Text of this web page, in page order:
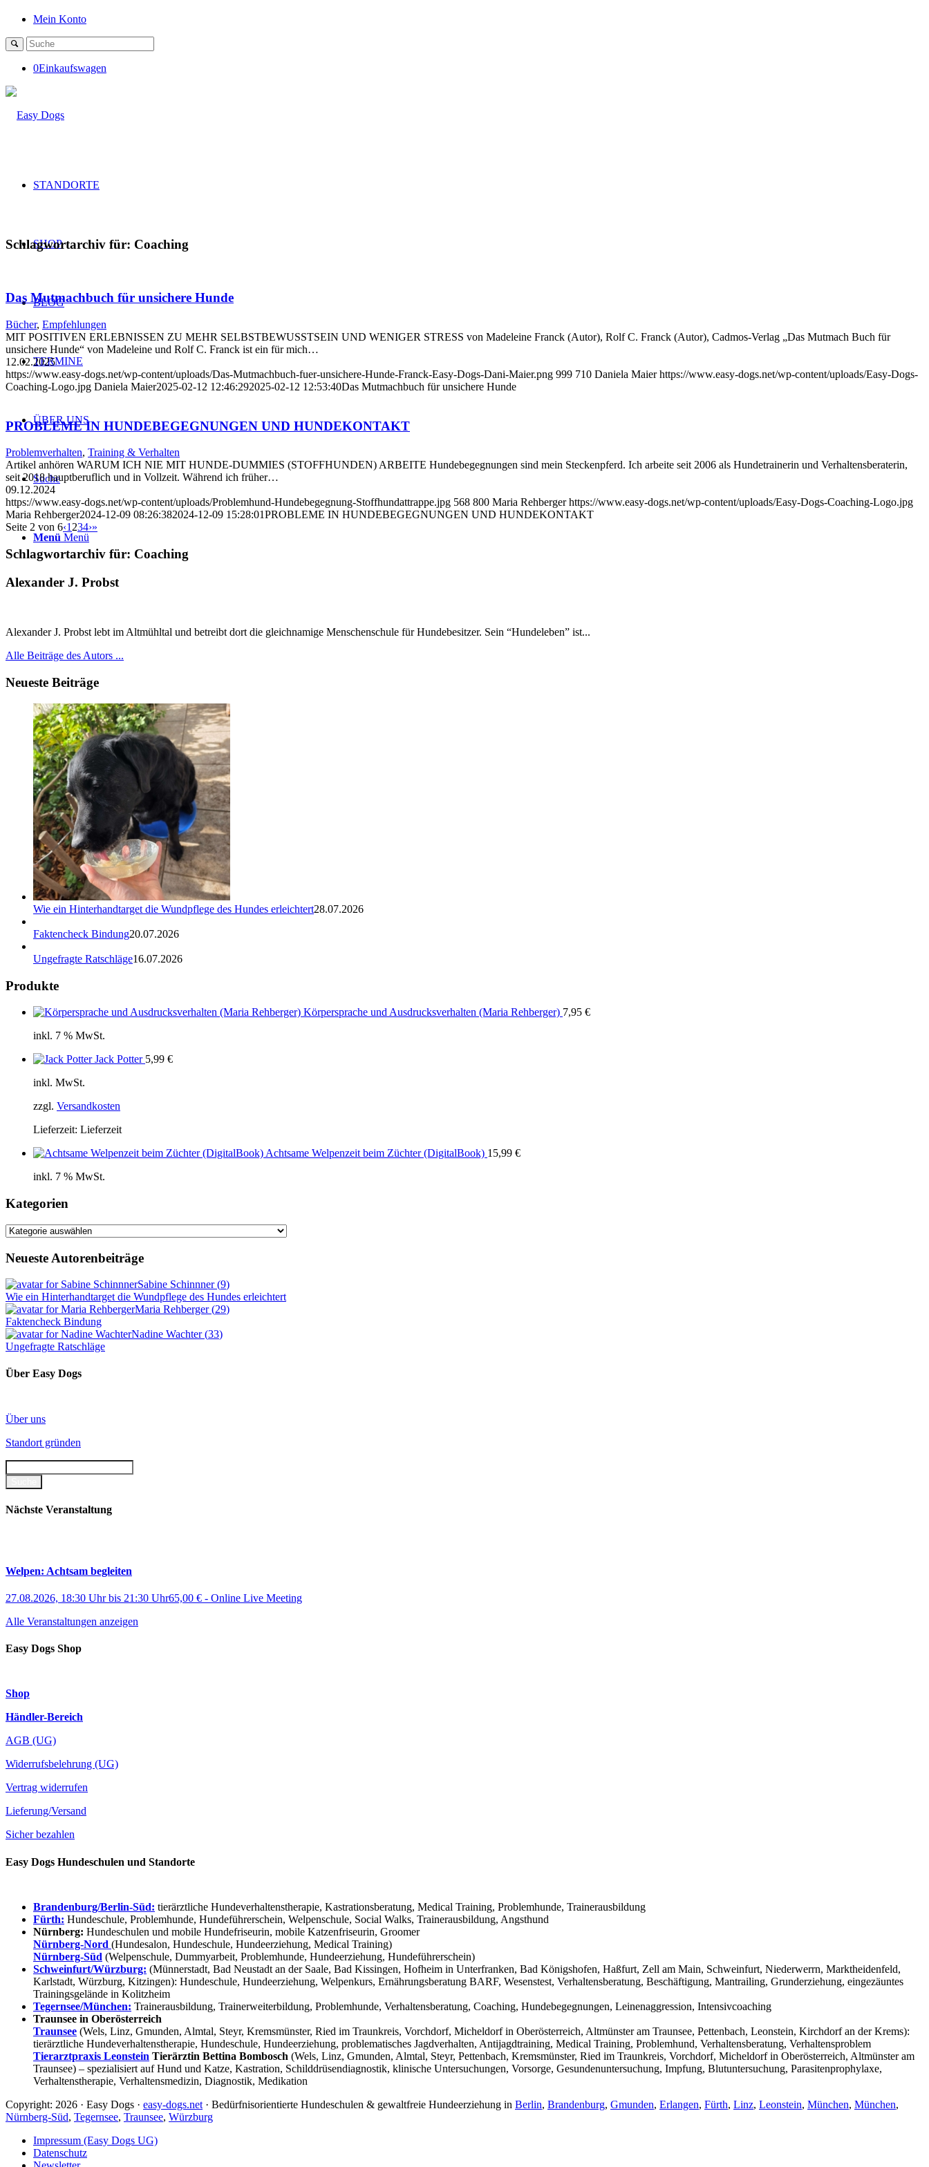
Mein Konto
0Einkaufswagen
STANDORTE
SHOP
BLOG
TERMINE
ÜBER UNS
Suche
Menü Menü
Schlagwortarchiv für: Coaching
Das Mutmachbuch für unsichere Hunde
Bücher, Empfehlungen
MIT POSITIVEN ERLEBNISSEN ZU MEHR SELBSTBEWUSSTSEIN UND WENIGER STRESS von Madeleine Franck (Autor), Rolf C. Franck (Autor), Cadmos-Verlag „Das Mutmach Buch für
unsichere Hunde“ von Madeleine und Rolf C. Franck ist ein für mich…
12.02.2025
https://www.easy-dogs.net/wp-content/uploads/Das-Mutmachbuch-fuer-unsichere-Hunde-Franck-Easy-Dogs-Dani-Maier.png 999 710 Daniela Maier https://www.easy-dogs.net/wp-content/uploads/Easy-Dogs-
Coaching-Logo.jpg Daniela Maier2025-02-12 12:46:292025-02-12 12:53:40Das Mutmachbuch für unsichere Hunde
PROBLEME IN HUNDEBEGEGNUNGEN UND HUNDEKONTAKT
Problemverhalten, Training & Verhalten
Artikel anhören WARUM ICH NIE MIT HUNDE-DUMMIES (STOFFHUNDEN) ARBEITE Hundebegegnungen sind mein Steckenpferd. Ich arbeite seit 2006 als Hundetrainerin und Verhaltensberaterin,
seit 2018 hauptberuflich und in Vollzeit. Während ich früher…
09.12.2024
https://www.easy-dogs.net/wp-content/uploads/Problemhund-Hundebegegnung-Stoffhundattrappe.jpg 568 800 Maria Rehberger https://www.easy-dogs.net/wp-content/uploads/Easy-Dogs-Coaching-Logo.jpg
Maria Rehberger2024-12-09 08:26:382024-12-09 15:28:01PROBLEME IN HUNDEBEGEGNUNGEN UND HUNDEKONTAKT
Seite 2 von 6‹1 234›»
Schlagwortarchiv für: Coaching
Alexander J. Probst
Alexander J. Probst lebt im Altmühltal und betreibt dort die gleichnamige Menschenschule für Hundebesitzer. Sein “Hundeleben” ist...
Alle Beiträge des Autors ...
Neueste Beiträge
Wie ein Hinterhandtarget die Wundpflege des Hundes erleichtert28.07.2026
Faktencheck Bindung20.07.2026
Ungefragte Ratschläge16.07.2026
Produkte
Körpersprache und Ausdrucksverhalten (Maria Rehberger) 7,95 €
inkl. 7 % MwSt.
Jack Potter 5,99 €
inkl. MwSt.
zzgl. Versandkosten
Lieferzeit: Lieferzeit
Achtsame Welpenzeit beim Züchter (DigitalBook) 15,99 €
inkl. 7 % MwSt.
Kategorien
Kategorien
Neueste Autorenbeiträge
Sabine Schinnner(9)
Wie ein Hinterhandtarget die Wundpflege des Hundes erleichtert
Maria Rehberger(29)
Faktencheck Bindung
Nadine Wachter(33)
Ungefragte Ratschläge
Über Easy Dogs
Über uns
Standort gründen
Nächste Veranstaltung
Welpen: Achtsam begleiten
27.08.2026, 18:30 Uhrbis 21:30 Uhr65,00 € - Online Live Meeting
Alle Veranstaltungen anzeigen
Easy Dogs Shop
Shop
Händler-Bereich
AGB (UG)
Widerrufsbelehrung (UG)
Vertrag widerrufen
Lieferung/Versand
Sicher bezahlen
Easy Dogs Hundeschulen und Standorte
Brandenburg/Berlin-Süd: tierärztliche Hundeverhaltenstherapie, Kastrationsberatung, Medical Training, Problemhunde, Trainerausbildung
Fürth: Hundeschule, Problemhunde, Hundeführerschein, Welpenschule, Social Walks, Trainerausbildung, Angsthund
Nürnberg: Hundeschulen und mobile Hundefriseurin, mobile Katzenfriseurin, Groomer
Nürnberg-Nord (Hundesalon, Hundeschule, Hundeerziehung, Medical Training)
Nürnberg-Süd (Welpenschule, Dummyarbeit, Problemhunde, Hundeerziehung, Hundeführerschein)
Schweinfurt/Würzburg: (Münnerstadt, Bad Neustadt an der Saale, Bad Kissingen, Hofheim in Unterfranken, Bad Königshofen, Haßfurt, Zell am Main, Schweinfurt, Niederwerrn, Marktheidenfeld,
Karlstadt, Würzburg, Kitzingen): Hundeschule, Hundeerziehung, Welpenkurs, Ernährungsberatung BARF, Wesenstest, Verhaltensberatung, Beschäftigung, Mantrailing, Grunderziehung, eingezäuntes
Trainingsgelände in Kolitzheim
Tegernsee/München: Trainerausbildung, Trainerweiterbildung, Problemhunde, Verhaltensberatung, Coaching, Hundebegegnungen, Leinenaggression, Intensivcoaching
Traunsee in Oberösterreich
Traunsee (Wels, Linz, Gmunden, Almtal, Steyr, Kremsmünster, Ried im Traunkreis, Vorchdorf, Micheldorf in Oberösterreich, Altmünster am Traunsee, Pettenbach, Leonstein, Kirchdorf an der Krems):
tierärztliche Hundeverhaltenstherapie, Hundeschule, Hundeerziehung, problematisches Jagdverhalten, Antijagdtraining, Medical Training, Problemhund, Verhaltensberatung, Verhaltensproblem
Tierarztpraxis Leonstein Tierärztin Bettina Bombosch (Wels, Linz, Gmunden, Almtal, Steyr, Pettenbach, Kremsmünster, Ried im Traunkreis, Vorchdorf, Micheldorf in Oberösterreich, Altmünster am
Traunsee) – spezialisiert auf Hund und Katze, Kastration, Schilddrüsendiagnostik, klinische Untersuchungen, Vorsorge, Gesundenuntersuchung, Impfung, Blutuntersuchung, Parasitenprophylaxe,
Verhaltenstherapie, Verhaltensmedizin, Diagnostik, Medikation
Copyright: 2026 · Easy Dogs · easy-dogs.net · Bedürfnisorientierte Hundeschulen & gewaltfreie Hundeerziehung in Berlin, Brandenburg, Gmunden, Erlangen, Fürth, Linz, Leonstein, München, München,
Nürnberg-Süd, Tegernsee, Traunsee, Würzburg
Impressum (Easy Dogs UG)
Datenschutz